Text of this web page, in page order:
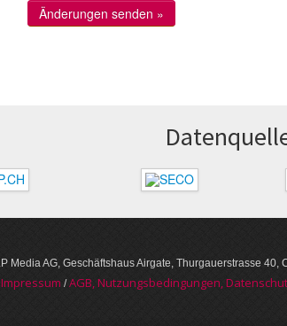
Media AG, Geschäftshaus Airgate, Thurgauer­strasse 40,
Im­pres­sum /AGB, Nut­zungs­bedin­gungen,